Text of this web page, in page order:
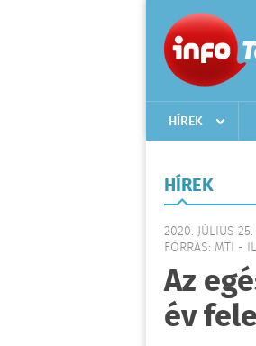
HÍREK
HÍREK
2020. JÚLIUS
FORRÁS: MTI -
Az
év